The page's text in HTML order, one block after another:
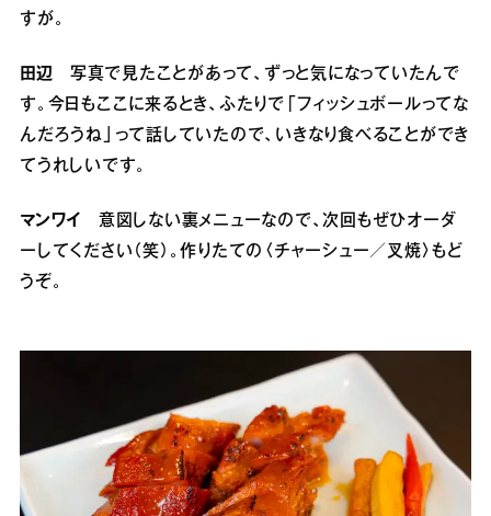
すが。
田辺 写真で見たことがあって、ずっと気になっていたんで
す。今日もここに来るとき、ふたりで「フィッシュボールってな
んだろうね」って話していたので、いきなり食べることができ
てうれしいです。
マンワイ
意図しない裏メニューなので、次回もぜひオーダ
ーしてください（笑）。作りたての〈チャーシュー／叉焼〉もど
うぞ。